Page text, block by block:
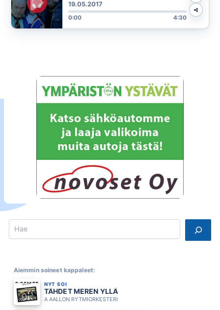
19.05.2017
0:00 4:30
Search
Aiemmin soineet kappaleet:
NYT SOI
TÄHDET MEREN YLLÄ
A AALLON RYTMIORKESTERI